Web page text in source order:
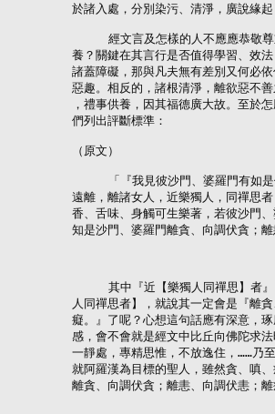
於諸入處，分別染污、清淨，廣說緣
經文言及怎樣的人不應應恭敬
養？關鍵在其言行是否值得學習、效
諸蓋障礙，那與凡夫無有差別又何必
惡趣。相反的，諸根清淨，離欲惡不
，禮事供養，因其福德廣大故。至於
們列出評斷標準：
（原文）
「『我見彼沙門、婆羅門有如
遠離，離諸女人，近樂獨人，同禪思
香、舌味、身觸可生樂著，若彼沙門
知是沙門、婆羅門離貪、向調伏貪；
其中『近【樂獨人同禪思】者
人同禪思者】，就說其一定會是『離
癡。』了呢？心想這句話應有深意，
感，會不會就是經文中比丘向佛陀求
一靜處，專精思惟，不放逸住，……乃
就阿羅漢為目標的聖人，雖然貪、嗔
離貪、向調伏貪；離恚、向調伏恚；